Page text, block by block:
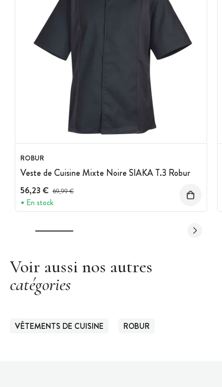
ROBUR
Veste de Cuisine Mixte Noire SIAKA T.3 Robur
56,23 € Prix avant réduction :
69,99 €
En stock
Voir aussi nos autres
catégories
VÊTEMENTS DE CUISINE ROBUR